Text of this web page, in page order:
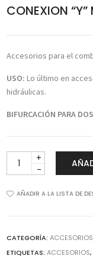
CONEXION
Accesorios para el
USO: Lo último en
hidráulicas.
BIFURCACIÓN PARA
CONEXION
A99AÑADIR A LA LISTA DE
CATEGORÍA:ACCESORIOS
ETIQUETAS:ACCESORIOS,